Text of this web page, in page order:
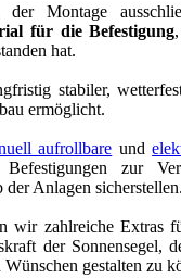
Montage
für die Befestigung
hat.
stabiler,
ermöglicht.
aufrollbare und
zur
Anlagen sicherstellen.
wir zahlreiche Extras
der Sonnensegel,
gestalten zu